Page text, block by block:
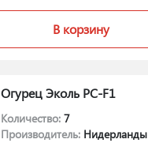
В корзину
Огурец Эколь РС-F1
Количество: 7
Производитель: Нидерланды